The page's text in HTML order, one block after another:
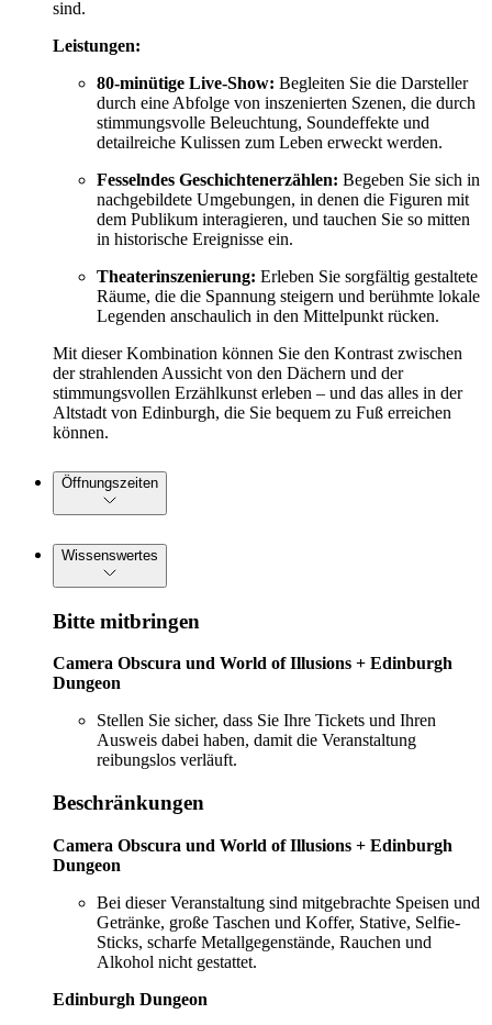
sind.
Leistungen:
80-minütige Live-Show: Begleiten Sie die Darsteller
durch eine Abfolge von inszenierten Szenen, die durch
stimmungsvolle Beleuchtung, Soundeffekte und
detailreiche Kulissen zum Leben erweckt werden.
Fesselndes Geschichtenerzählen: Begeben Sie sich in
nachgebildete Umgebungen, in denen die Figuren mit
dem Publikum interagieren, und tauchen Sie so mitten
in historische Ereignisse ein.
Theaterinszenierung: Erleben Sie sorgfältig gestaltete
Räume, die die Spannung steigern und berühmte lokale
Legenden anschaulich in den Mittelpunkt rücken.
Mit dieser Kombination können Sie den Kontrast zwischen
der strahlenden Aussicht von den Dächern und der
stimmungsvollen Erzählkunst erleben – und das alles in der
Altstadt von Edinburgh, die Sie bequem zu Fuß erreichen
können.
Öffnungszeiten
Wissenswertes
Bitte mitbringen
Camera Obscura und World of Illusions + Edinburgh
Dungeon
Stellen Sie sicher, dass Sie Ihre Tickets und Ihren
Ausweis dabei haben, damit die Veranstaltung
reibungslos verläuft.
Beschränkungen
Camera Obscura und World of Illusions + Edinburgh
Dungeon
Bei dieser Veranstaltung sind mitgebrachte Speisen und
Getränke, große Taschen und Koffer, Stative, Selfie-
Sticks, scharfe Metallgegenstände, Rauchen und
Alkohol nicht gestattet.
Edinburgh Dungeon